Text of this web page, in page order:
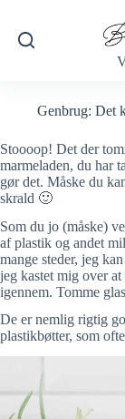
indhold
Genbrug: Det
Stoooop! Det der
marmeladen, du har
gør det. Måske du
skrald 🙂
Som du jo (måske)
af plastik og andet
mange steder, jeg
jeg kastet mig over
igennem. Tomme
De er nemlig rigtig
plastikbøtter, som